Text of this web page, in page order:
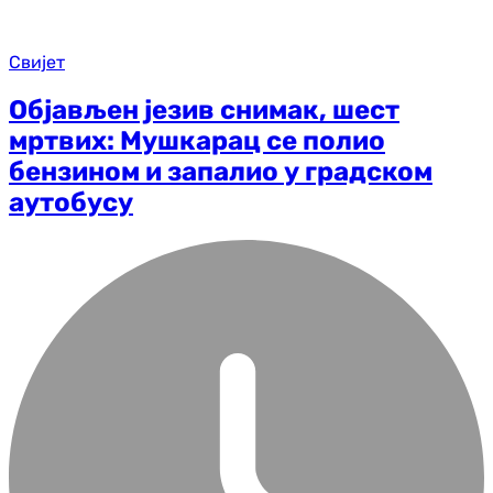
Свијет
Објављен језив снимак, шест
мртвих: Мушкарац се полио
бензином и запалио у градском
аутобусу